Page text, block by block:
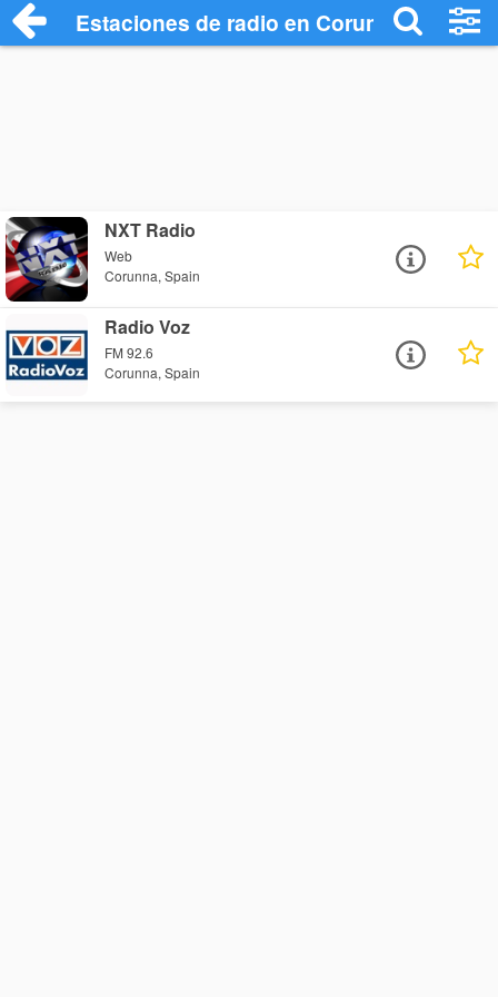
Estaciones de radio en Corunna -
NXT Radio
Web
Corunna, Spain
Radio Voz
FM 92.6
Corunna, Spain